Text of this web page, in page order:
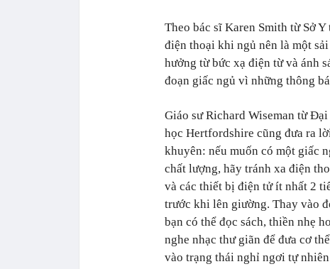
Theo bác sĩ Karen Smith từ Sở
điện thoại khi ngủ nên là một
hưởng từ bức xạ điện từ và ánh
đoạn giấc ngủ vì những thông
Giáo sư Richard Wiseman từ Đại
học Hertfordshire cũng đưa ra lời
khuyên: nếu muốn có một giấc
chất lượng, hãy tránh xa điện
và các thiết bị điện tử ít nhất 2
trước khi lên giường. Thay vào
bạn có thể đọc sách, thiền nhẹ
nghe nhạc thư giãn để đưa cơ thể
vào trạng thái nghỉ ngơi tự